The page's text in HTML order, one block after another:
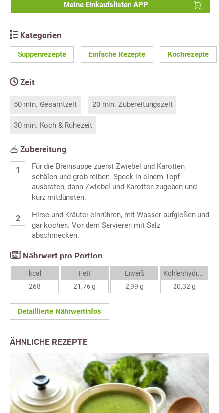
Meine Einkaufslisten APP
Kategorien
Suppenrezepte Einfache Rezepte Kochrezepte
Zeit
50 min. Gesamtzeit 20 min. Zubereitungszeit
30 min. Koch & Ruhezeit
Zubereitung
Für die Breinsuppe zuerst Zwiebel und Karotten
schälen und grob reiben. Speck in einem Topf
ausbraten, dann Zwiebel und Karotten zugeben und
kurz mitdünsten.
Hirse und Kräuter einrühren, mit Wasser aufgießen und
gar kochen. Vor dem Servieren mit Salz
abschmecken.
Nährwert pro Portion
kcal
268
Fett
21,76 g
Eiweiß
2,99 g
Kohlenhydrate
20,32 g
Detaillierte Nährwertinfos
ÄHNLICHE REZEPTE